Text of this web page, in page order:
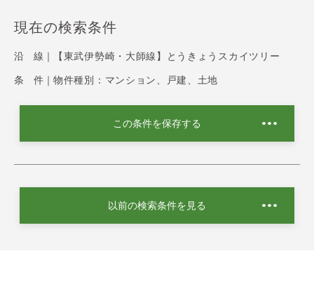
現在の検索条件
沿 線｜ 【東武伊勢崎・大師線】とうきょうスカイツリー
条 件｜ 物件種別：マンション、戸建、土地
この条件を保存する
以前の検索条件を見る